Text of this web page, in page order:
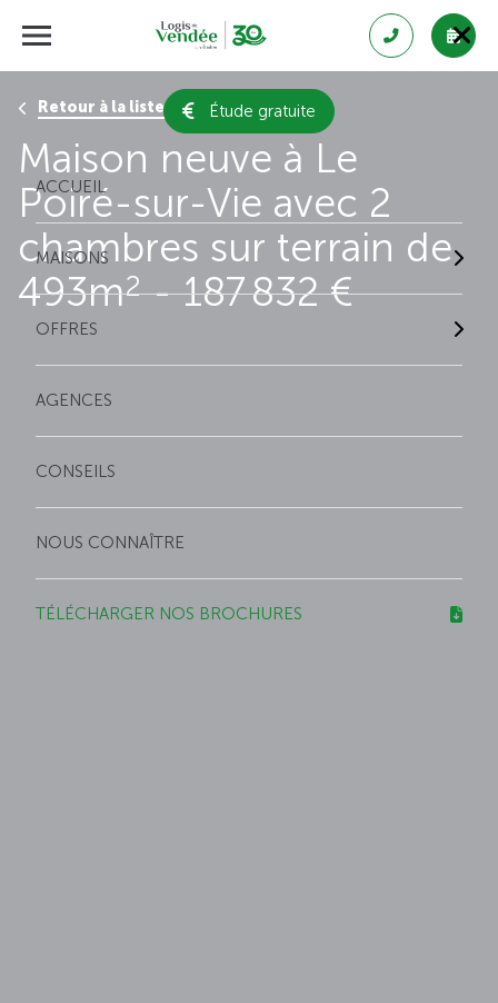
Étude gratuite
ACCUEIL
MAISONS
OFFRES
AGENCES
CONSEILS
NOUS CONNAÎTRE
TÉLÉCHARGER NOS BROCHURES
Retour à la liste des résultats
Maison neuve à Le
Poiré-sur-Vie avec 2
chambres sur terrain de
493m2- 187 832 €